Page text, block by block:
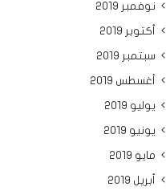
نوفمبر 2019
أكتوبر 2019
سبتمبر 2019
أغسطس 2019
يوليو 2019
يونيو 2019
مايو 2019
أبريل 2019